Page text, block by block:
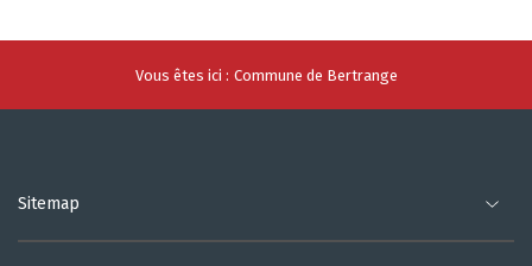
Vous êtes ici : Commune de Bertrange
Sitemap